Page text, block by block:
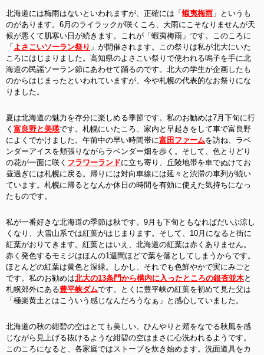
北海道には梅雨はないといわれますが、正確には「 蝦夷梅雨 」というも
のがあります。6月のライラックが咲くころ、大雨にこそなりませんが天
候が悪くて肌寒い日が続きます。これが「蝦夷梅雨」です。このころに
「 よさこいソーラン祭り 」が開催されます。この祭りは私が北大にいた
ころにはじまりました。高知県のよさこい祭りで使われる鳴子を手に北
海道の民謡ソーラン節にあわせて踊るのです。北大の学生が企画したも
のからはじまったといわれていますが、今や札幌の代表的なお祭りにな
りました。
夏は北海道の魅力を存分に楽しめる季節です。私のお勧めは7月下旬に行
く 富良野と美瑛です。札幌にいたころ、家内と早起きをして車で富良野
によくでかけました。午前中の早い時間帯に富田ファームを訪ね、ラベ
ンダーアイスを頬張りながらラベンダー畑を歩く。そして、色とりどり
の花が一面に咲く フラワーランドに立ち寄り、丘陵地帯を車でぬけてお
昼過ぎには札幌に戻る。帰りには対向車線には延々と渋滞の車列が続い
ています。札幌に帰るとなんか休日の時間を有効に使えた気持ちになっ
たものです。
私が一番好きな北海道の季節は秋です。9月も下旬ともなればだいぶ涼し
くなり、大雪山系では紅葉がはじまります。そして、10月になると街に
紅葉がおりてきます。紅葉とはいえ、北海道の紅葉は赤くありません。
赤く発色するモミジはほんの1週間ほどで葉を落としてしまうからです。
ほとんどの紅葉は黄色と深緑。しかし、それでも色鮮やかで実にみごと
です。私のお勧めは北大の13条門から構内に入ったところの銀杏並木と
札幌郊外にある豊平峡ダムです。とくに豊平峡の紅葉を初めて見た父は
「極楽黄土とはこういう感じなんだろうなぁ」と感心していました。
北海道の秋の紺碧の空はとても美しい。ひんやりと頬をなでる秋風を感
じながら見上げる抜けるような紺碧の空はまさに心洗われるようです。
このころになると、各家庭ではストーブを炊き始めます。洗面道具をカ